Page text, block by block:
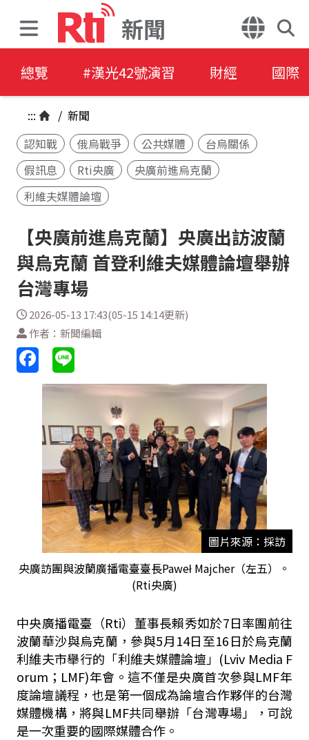
新聞
總覽 #漢光42號演習 財經 國際
::: / 新聞
認知戰
俄烏戰爭 公共媒體
台烏關係
假訊息
Rti央廣
央廣前進烏克蘭
利維夫媒體論壇
【央廣前進烏克蘭】央廣出訪波蘭
與烏克蘭 首登利維夫媒體論壇舉辦
台灣專場
2026-05-13 17:43(05-15 14:14更新)
作者：新聞編輯
圖片來源：採訪
央廣訪團與波蘭廣播電臺臺長Paweł Majcher（左五）。
(Rti央廣)
中央廣播電臺（Rti）董事長賴秀如於7日率團前往
波蘭華沙與烏克蘭，參與5月14日至16日於烏克蘭
利維夫市舉行的「利維夫媒體論壇」 (Lviv Media F
orum ； LMF)年會。這不僅是央廣首次參與LMF年
度論壇議程，也是第一個成為論壇合作夥伴的台灣
媒體機構，將與LMF共同舉辦「台灣專場」，可說
是一次重要的國際媒體合作。